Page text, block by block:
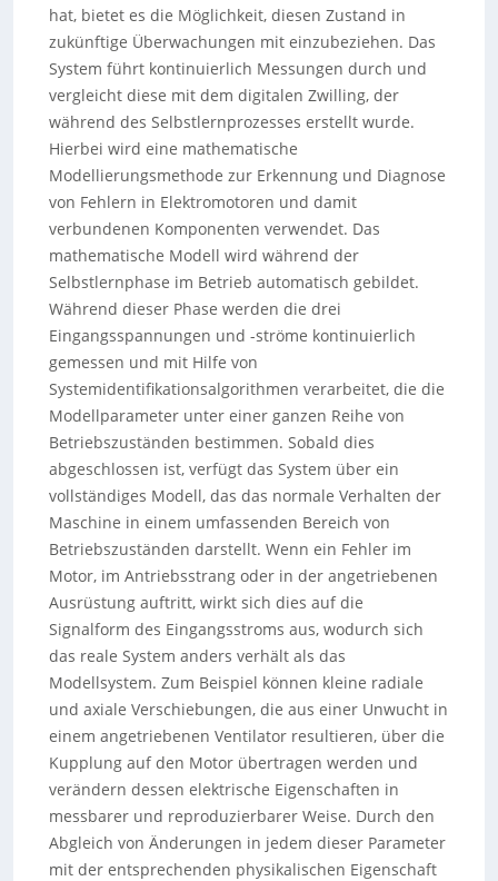
hat, bietet es die Möglichkeit, diesen Zustand in
zukünftige Überwachungen mit einzubeziehen. Das
System führt kontinuierlich Messungen durch und
vergleicht diese mit dem digitalen Zwilling, der
während des Selbstlernprozesses erstellt wurde.
Hierbei wird eine mathematische
Modellierungsmethode zur Erkennung und Diagnose
von Fehlern in Elektromotoren und damit
verbundenen Komponenten verwendet. Das
mathematische Modell wird während der
Selbstlernphase im Betrieb automatisch gebildet.
Während dieser Phase werden die drei
Eingangsspannungen und -ströme kontinuierlich
gemessen und mit Hilfe von
Systemidentifikationsalgorithmen verarbeitet, die die
Modellparameter unter einer ganzen Reihe von
Betriebszuständen bestimmen. Sobald dies
abgeschlossen ist, verfügt das System über ein
vollständiges Modell, das das normale Verhalten der
Maschine in einem umfassenden Bereich von
Betriebszuständen darstellt. Wenn ein Fehler im
Motor, im Antriebsstrang oder in der angetriebenen
Ausrüstung auftritt, wirkt sich dies auf die
Signalform des Eingangsstroms aus, wodurch sich
das reale System anders verhält als das
Modellsystem. Zum Beispiel können kleine radiale
und axiale Verschiebungen, die aus einer Unwucht in
einem angetriebenen Ventilator resultieren, über die
Kupplung auf den Motor übertragen werden und
verändern dessen elektrische Eigenschaften in
messbarer und reproduzierbarer Weise. Durch den
Abgleich von Änderungen in jedem dieser Parameter
mit der entsprechenden physikalischen Eigenschaft